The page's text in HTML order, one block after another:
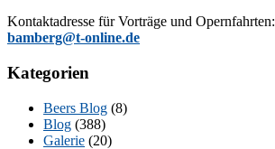
Kon­takt­adres­se für Vor­trä­ge und Opern­fahr­ten:
bamberg@t-online.de
Kategorien
Beers Blog (8)
Blog (388)
Galerie (20)